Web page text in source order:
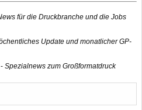
für die Druckbranche und die Jobs
Update und monatlicher GP-
Spezialnews zum Großformatdruck